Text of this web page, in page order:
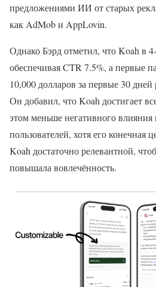
предложениями ИИ от старых
как AdMob и AppLovin.
Однако Бэрд отметил, что Koah в
обеспечивая CTR 7.5%, а первые
10,000 долларов за первые 30
Он добавил, что Koah достигает
этом меньше негативного влияния
пользователей, хотя его конечная
Koah достаточно релевантной,
повышала вовлечённость.